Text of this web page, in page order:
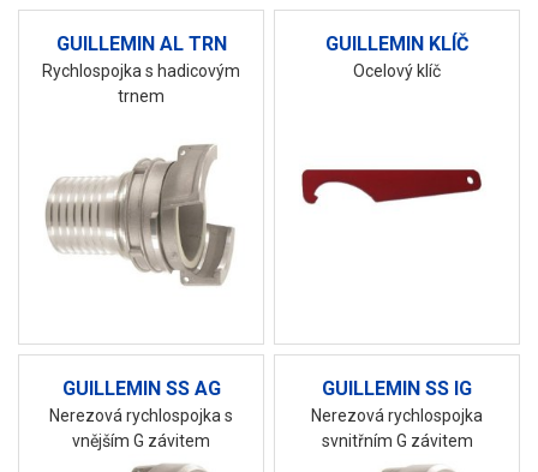
GUILLEMIN AL TRN
Rychlospojka s hadicovým
trnem
GUILLEMIN KLÍČ
Ocelový klíč
GUILLEMIN SS AG
Nerezová rychlospojka s
vnějším G závitem
GUILLEMIN SS IG
Nerezová rychlospojka
svnitřním G závitem